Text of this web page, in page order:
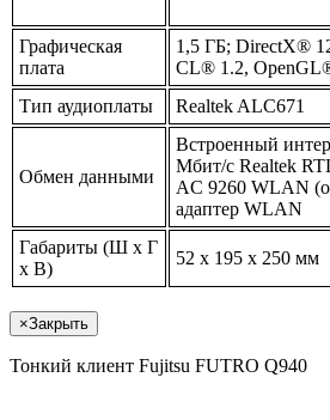
Графическая
плата
1,5 ГБ; DirectX®
CL® 1.2,
Тип аудиоплаты
Realtek ALC671
Обмен данными
Встроенный
Мбит/с Realtek
AC 9260 WLAN
адаптер WLAN
Габариты (Ш x Г
x В)
52 x 195 x 250 мм
×Закрыть
Тонкий клиент Fujitsu FUTRO Q940